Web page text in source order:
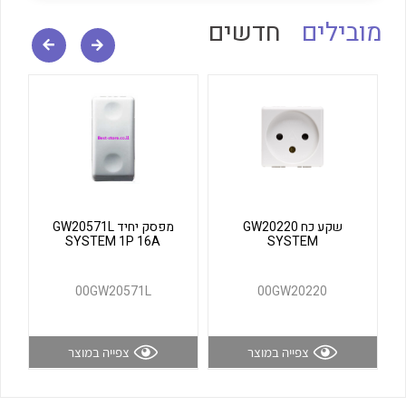
לכל מוצרי היצרן לכל מוצרי היצרן
מובילים חדשים
שקע כח GW20220
SYSTEM
00GW20220
צפייה במוצר
מפסק יחיד GW20571L
SYSTEM 1P 16A
00GW20571L
צפייה במוצר